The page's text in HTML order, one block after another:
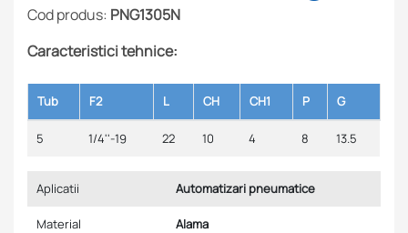
Cod produs: PNG1305N
Caracteristici tehnice:
Tub F2 L CH CH1 P G
5 1/4''-19 22 10 4 8 13.5
Aplicatii Automatizari pneumatice
Material Alama